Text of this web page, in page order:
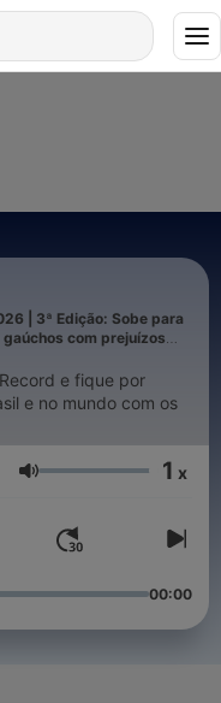
| 3ª Edição: Sobe para
com prejuízos
e fique por
e no mundo com os
Volume 1 x
00:00